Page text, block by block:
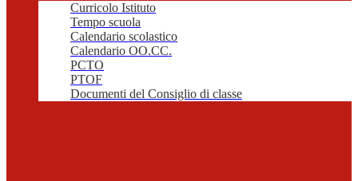
Curricolo Istituto
Tempo scuola
Calendario scolastico
Calendario OO.CC.
PCTO
PTOF
Documenti del Consiglio di classe